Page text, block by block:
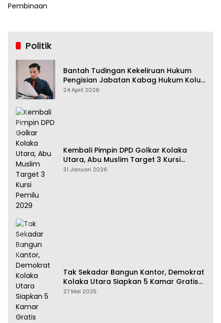
Politik
Bantah Tudingan Kekeliruan Hukum
Pengisian Jabatan Kabag Hukum Kolut,
Tim Advokasi Nilai Menyesatkan
24 April 2026
Kembali Pimpin DPD Golkar Kolaka
Utara, Abu Muslim Target 3 Kursi
Pemilu 2029
31 Januari 2026
Tak Sekadar Bangun Kantor, Demokrat
Kolaka Utara Siapkan 5 Kamar Gratis
Untuk Rakyat
27 Mei 2025